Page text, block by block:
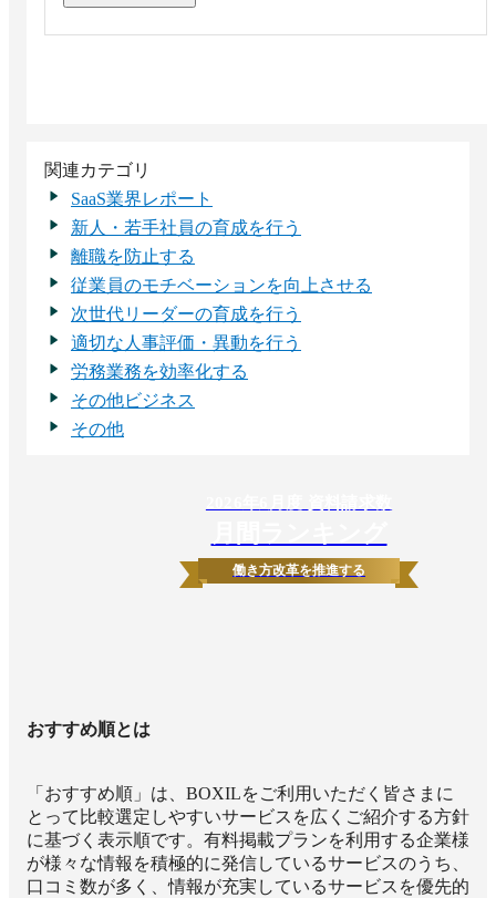
関連カテゴリ
SaaS業界レポート
新人・若手社員の育成を行う
離職を防止する
従業員のモチベーションを向上させる
次世代リーダーの育成を行う
適切な人事評価・異動を行う
労務業務を効率化する
その他ビジネス
その他
働き方改革を推進する
おすすめ順とは
「おすすめ順」は、BOXILをご利用いただく皆さまに
とって比較選定しやすいサービスを広くご紹介する方針
に基づく表示順です。有料掲載プランを利用する企業様
が様々な情報を積極的に発信しているサービスのうち、
口コミ数が多く、情報が充実しているサービスを優先的